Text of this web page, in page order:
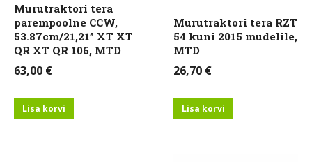
Murutraktori tera
parempoolne CCW,
53.87cm/21,21” XT XT
QR XT QR 106, MTD
63,00 €
Lisa korvi
Murutraktori tera RZT
54 kuni 2015 mudelile,
MTD
26,70 €
Lisa korvi